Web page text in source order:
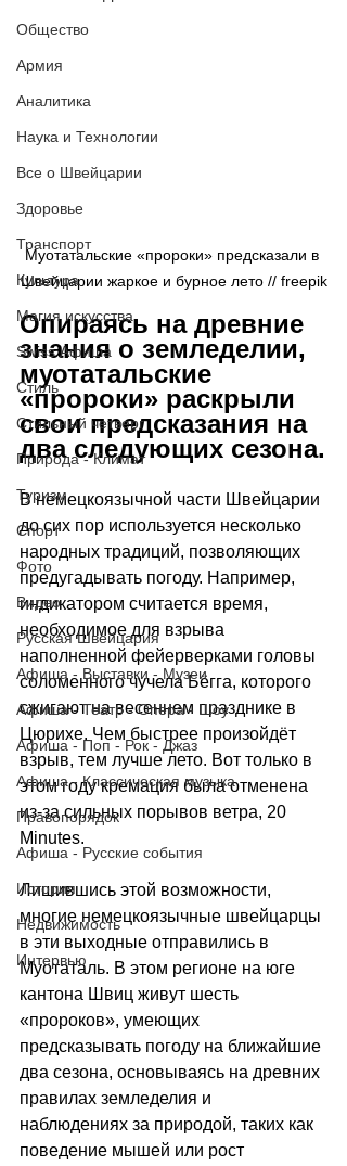
Общество
Армия
Аналитика
Наука и Технологии
Все о Швейцарии
Здоровье
Транспорт
Культура
Магия искусства
Swiss Афиша
Стиль
Стильный четверг
Природа - Климат
Туризм
Спорт
Фото
Видео
Русская Швейцария
Афиша - Выставки - Музеи
Афиша - Театр - Опера - Шоу
Афиша - Поп - Рок - Джаз
Афиша - Классическая музыка
Правопорядок
Афиша - Русские события
История
Недвижимость
Интервью
Муотатальские «пророки» предсказали в
Швейцарии жаркое и бурное лето // freepik
Опираясь на древние
знания о земледелии,
муотатальские
«пророки» раскрыли
свои предсказания на
два следующих сезона.
В немецкоязычной части Швейцарии
до сих пор используется несколько
народных традиций, позволяющих
предугадывать погоду. Например,
индикатором считается время,
необходимое для взрыва
наполненной фейерверками головы
соломенного чучела Бёгга, которого
сжигают на весеннем празднике в
Цюрихе. Чем быстрее произойдёт
взрыв, тем лучше лето. Вот только в
этом году кремация была отменена
из-за сильных порывов ветра, 20
Minutes.
Лишившись этой возможности,
многие немецкоязычные швейцарцы
в эти выходные отправились в
Муотаталь. В этом регионе на юге
кантона Швиц живут шесть
«пророков», умеющих
предсказывать погоду на ближайшие
два сезона, основываясь на древних
правилах земледелия и
наблюдениях за природой, таких как
поведение мышей или рост